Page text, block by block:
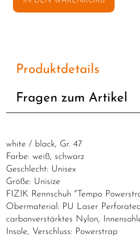
Produktdetails
Fragen zum Artikel
white / black, Gr. 47
Farbe: weiß, schwarz
Geschlecht: Unisex
Größe: Unisize
FIZIK Rennschuh "Tempo
Obermaterial: PU Laser
carbonverstärktes Nylon,
Insole, Verschluss: Powerstrap